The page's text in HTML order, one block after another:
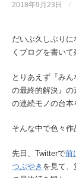
2018年9月23日 /
だいぶ久しぶり
くブログを書いて
とりあえず『み
の最終的解決』
の連続モノの台本
そんな中で色々作
先日、Twitterで前
つぶやき を見て、